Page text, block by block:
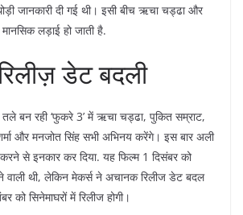
जानकारी दी गई थी। इसी बीच ऋचा चड्ढा और
लड़ाई हो जाती है.
डेट बदली
बन रही ‘फुकरे 3’ में ऋचा चड्ढा, पुकित सम्राट,
और मनजोत सिंह सभी अभिनय करेंगे। इस बार अली
से इनकार कर दिया. यह फिल्म 1 दिसंबर को
वाली थी, लेकिन मेकर्स ने अचानक रिलीज डेट बदल
को सिनेमाघरों में रिलीज होगी।